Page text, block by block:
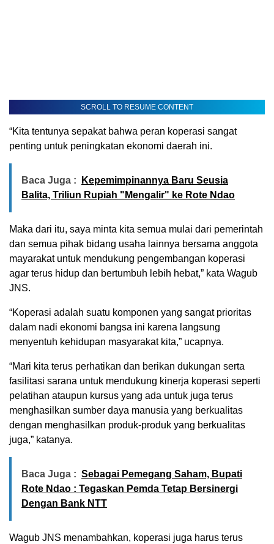
SCROLL TO RESUME CONTENT
“Kita tentunya sepakat bahwa peran koperasi sangat
penting untuk peningkatan ekonomi daerah ini.
Baca Juga :
Kepemimpinannya Baru Seusia
Balita, Triliun Rupiah "Mengalir" ke Rote Ndao
Maka dari itu, saya minta kita semua mulai dari pemerintah
dan semua pihak bidang usaha lainnya bersama anggota
mayarakat untuk mendukung pengembangan koperasi
agar terus hidup dan bertumbuh lebih hebat,” kata Wagub
JNS.
“Koperasi adalah suatu komponen yang sangat prioritas
dalam nadi ekonomi bangsa ini karena langsung
menyentuh kehidupan masyarakat kita,” ucapnya.
“Mari kita terus perhatikan dan berikan dukungan serta
fasilitasi sarana untuk mendukung kinerja koperasi seperti
pelatihan ataupun kursus yang ada untuk juga terus
menghasilkan sumber daya manusia yang berkualitas
dengan menghasilkan produk-produk yang berkualitas
juga,” katanya.
Baca Juga : Sebagai Pemegang Saham, Bupati
Rote Ndao : Tegaskan Pemda Tetap Bersinergi
Dengan Bank NTT
Wagub JNS menambahkan, koperasi juga harus terus